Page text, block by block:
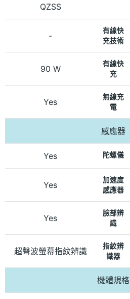
QZSS
-
有線快
充技術
90 W
有線快
充
Yes
無線充
電
感應器
Yes 陀螺儀
Yes
加速度
感應器
Yes
臉部辨
識
超聲波螢幕指紋辨識
指紋辨
識器
機體規格